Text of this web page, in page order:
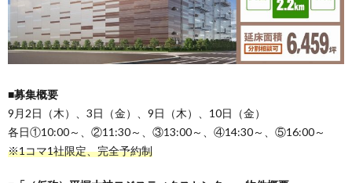
■募集概要
9月2日（木）、3日（金）、9日（木）、10日（金）
各日①10:00～、②11:30～、③13:00～、④14:30～、⑤16:00～
※1コマ1社限定、完全予約制